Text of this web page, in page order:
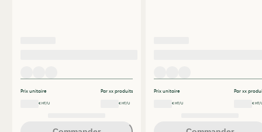
Prix unitaire
€ HT/U
Par xx produits
€ HT/U
Prix unitaire
€ HT/U
Par xx
€ HT/